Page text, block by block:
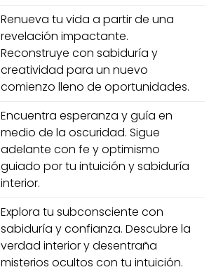
Renueva tu vida a partir de una
revelación impactante.
Reconstruye con sabiduría y
creatividad para un nuevo
comienzo lleno de oportunidades.
Encuentra esperanza y guía en
medio de la oscuridad. Sigue
adelante con fe y optimismo
guiado por tu intuición y sabiduría
interior.
Explora tu subconsciente con
sabiduría y confianza. Descubre la
verdad interior y desentraña
misterios ocultos con tu intuición.